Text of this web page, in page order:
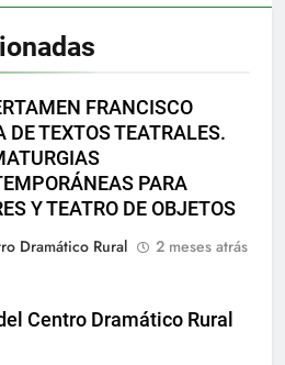
FRANCISCO
DE TEXTOS TEATRALES.
PARA
Y TEATRO DE OBJETOS
Dramático Rural
2 meses atrás
Centro Dramático Rural